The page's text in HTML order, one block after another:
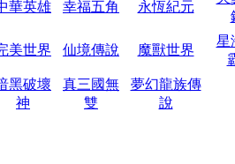
華英雄 幸福五角 永恆紀元
美世界 仙境傳說 魔獸世界
星
黑破壞
神
真三國無
雙
夢幻龍族傳
說